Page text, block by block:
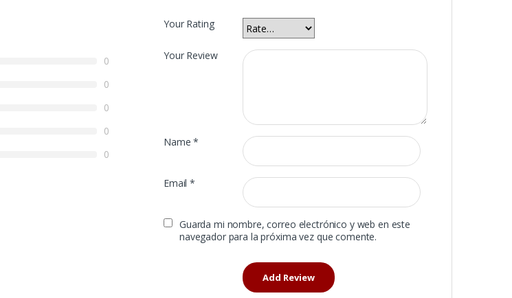
0
0
0
0
0
Your Rating
Your Review
Name*
Email*
Guarda mi nombre, correo electrónico y web en este
navegador para la próxima vez que comente.